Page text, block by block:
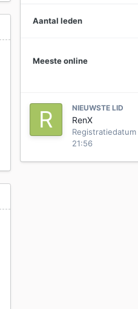
Aantal leden
Meeste online
NIEUWSTE LID
RenX
Registratiedatum
21:56